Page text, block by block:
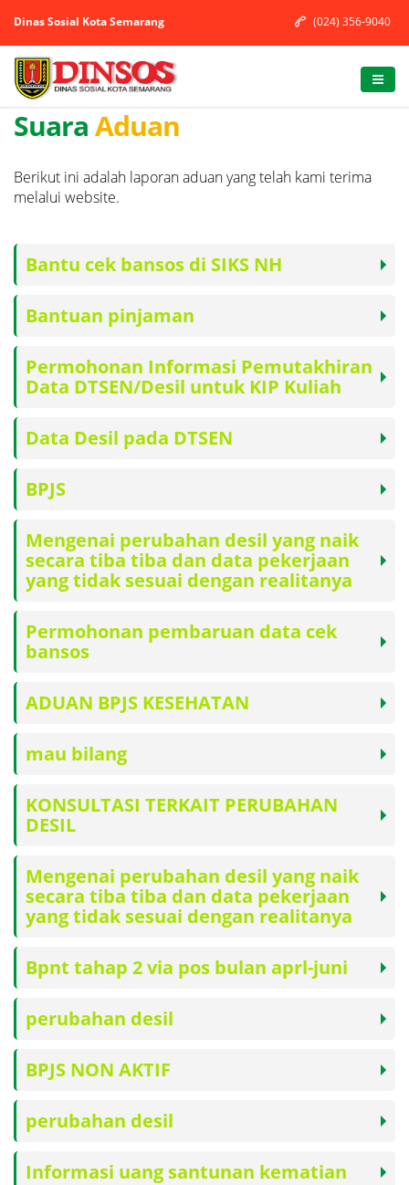
(024) 356-9040
Dinas Sosial Kota Semarang
SuaraAduan
Berikut ini adalah laporan aduan yang telah kami terima
melalui website.
Bantu cek bansos di SIKS NH
Bantuan pinjaman
Permohonan Informasi Pemutakhiran
Data DTSEN/Desil untuk KIP Kuliah
Data Desil pada DTSEN
BPJS
Mengenai perubahan desil yang naik
secara tiba tiba dan data pekerjaan
yang tidak sesuai dengan realitanya
Permohonan pembaruan data cek
bansos
ADUAN BPJS KESEHATAN
mau bilang
KONSULTASI TERKAIT PERUBAHAN
DESIL
Mengenai perubahan desil yang naik
secara tiba tiba dan data pekerjaan
yang tidak sesuai dengan realitanya
Bpnt tahap 2 via pos bulan aprl-juni
perubahan desil
BPJS NON AKTIF
perubahan desil
Informasi uang santunan kematian